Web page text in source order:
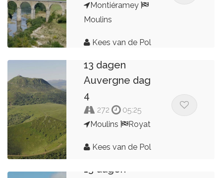
Montiéramey
Moulins
Kees van de Pol
13 dagen
Auvergne dag
4
272
05:25
Moulins
Royat
Kees van de Pol
13 dagen